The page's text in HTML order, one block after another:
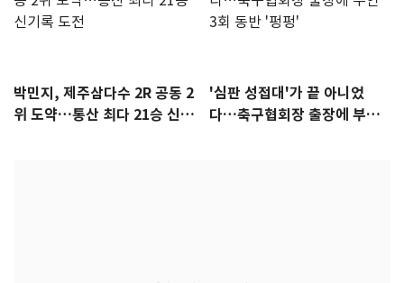
박민지, 제주삼다수 2R 공동 2
위 도약…통산 최다 21승 신기
'심판 성접대'가 끝 아니었
다…축구협회장 출장에 부인